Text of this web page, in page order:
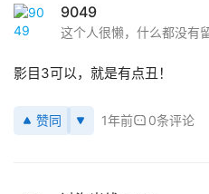
应
用
闻
V
备
9049
这个人很懒，什么都没有
影目3可以，就是有点丑！
赞同 1年前 0条评论